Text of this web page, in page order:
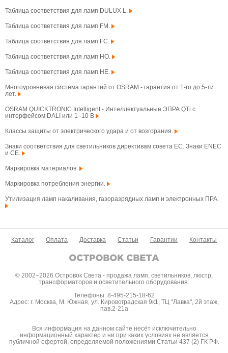
Таблица соответствия для ламп DULUX L.
Таблица соответствия для ламп FM.
Таблица соответствия для ламп FC.
Таблица соответствия для ламп HO.
Таблица соответствия для ламп HE.
Многоуровневая система гарантий от OSRAM - гарантия от 1-го до 5-ти
лет.
OSRAM QUICKTRONIC Intelligent - Интеллектуальные ЭПРА QTi с
интерфейсом DALI или 1–10 В
Классы защиты от электрического удара и от возгорания.
Знаки соответствия для светильников директивам совета ЕС. Знаки ENEC
и CE.
Маркировка материалов.
Маркировка потребления энергии.
Утилизация ламп накаливания, газоразрядных ламп и электронных ПРА.
Каталог Оплата Доставка Статьи Гарантии Контакты
© 2002–2026 Островок Света - продажа ламп, светильников, люстр,
трансформаторов и осветительного оборудования.
Телефоны: 8-495-215-18-62
Адрес: г. Москва, М. Южная, ул. Кировоградская 9к1, ТЦ "Лавка", 2й этаж,
пав.2-21а
Вся информация на данном сайте несёт исключительно
информационный характер и ни при каких условиях не является
публичной офертой, определяемой положениями Статьи 437 (2) ГК РФ.